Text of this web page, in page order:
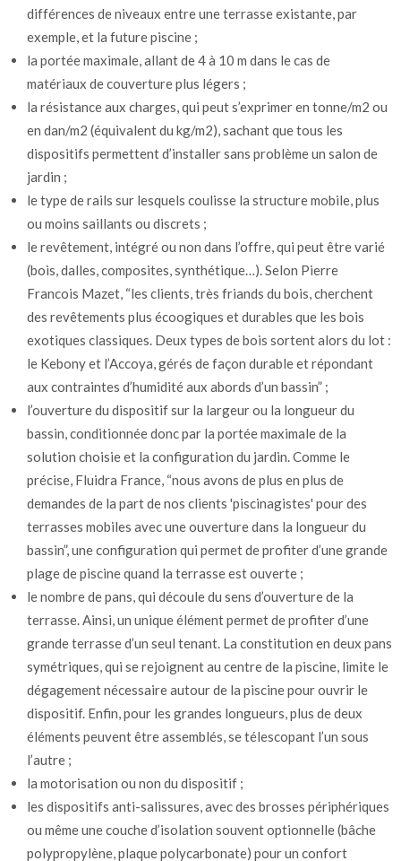
différences de niveaux entre une terrasse existante, par
exemple, et la future piscine ;
la portée maximale, allant de 4 à 10 m dans le cas de
matériaux de couverture plus légers ;
la résistance aux charges, qui peut s’exprimer en tonne/m2 ou
en dan/m2 (équivalent du kg/m2), sachant que tous les
dispositifs permettent d’installer sans problème un salon de
jardin ;
le type de rails sur lesquels coulisse la structure mobile, plus
ou moins saillants ou discrets ;
le revêtement, intégré ou non dans l’offre, qui peut être varié
(bois, dalles, composites, synthétique…). Selon Pierre
Francois Mazet, “les clients, très friands du bois, cherchent
des revêtements plus écoogiques et durables que les bois
exotiques classiques. Deux types de bois sortent alors du lot :
le Kebony et l’Accoya, gérés de façon durable et répondant
aux contraintes d’humidité aux abords d’un bassin” ;
l’ouverture du dispositif sur la largeur ou la longueur du
bassin, conditionnée donc par la portée maximale de la
solution choisie et la configuration du jardin. Comme le
précise, Fluidra France, “nous avons de plus en plus de
demandes de la part de nos clients 'piscinagistes' pour des
terrasses mobiles avec une ouverture dans la longueur du
bassin”, une configuration qui permet de profiter d’une grande
plage de piscine quand la terrasse est ouverte ;
le nombre de pans, qui découle du sens d’ouverture de la
terrasse. Ainsi, un unique élément permet de profiter d’une
grande terrasse d’un seul tenant. La constitution en deux pans
symétriques, qui se rejoignent au centre de la piscine, limite le
dégagement nécessaire autour de la piscine pour ouvrir le
dispositif. Enfin, pour les grandes longueurs, plus de deux
éléments peuvent être assemblés, se télescopant l’un sous
l’autre ;
la motorisation ou non du dispositif ;
les dispositifs anti-salissures, avec des brosses périphériques
ou même une couche d’isolation souvent optionnelle (bâche
polypropylène, plaque polycarbonate) pour un confort